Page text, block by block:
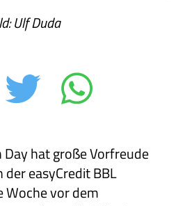
Ulf Duda
Day hat große Vorfreude
der easyCredit BBL
Woche vor dem